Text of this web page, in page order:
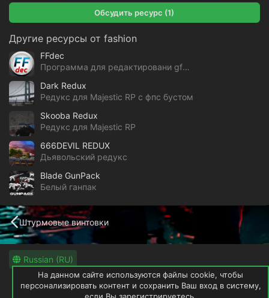
Обсудить ресурс (1)
Другие ресурсы от fashion
FFdec
Программа для редактировани gfx файлов GTA V
Dark Redux
Редукс для Majestic RP с фпс бустом
Skooba Redux
Редукс для Majestic RP
666DEVIL REDUX
Дьявольский редукс
Blade GunPack
Белый ганпак
Штурмовые винтовки
Russian (RU)
Обратная связь
Условия и правила
На данном сайте используются файлы cookie, чтобы
персонализировать контент и сохранить Ваш вход в систему,